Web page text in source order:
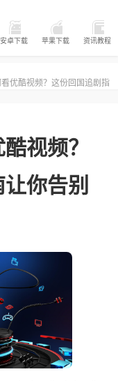
安卓下载 苹果下载 资讯教程
优酷视频？这份回国追剧指
视频？
你告别